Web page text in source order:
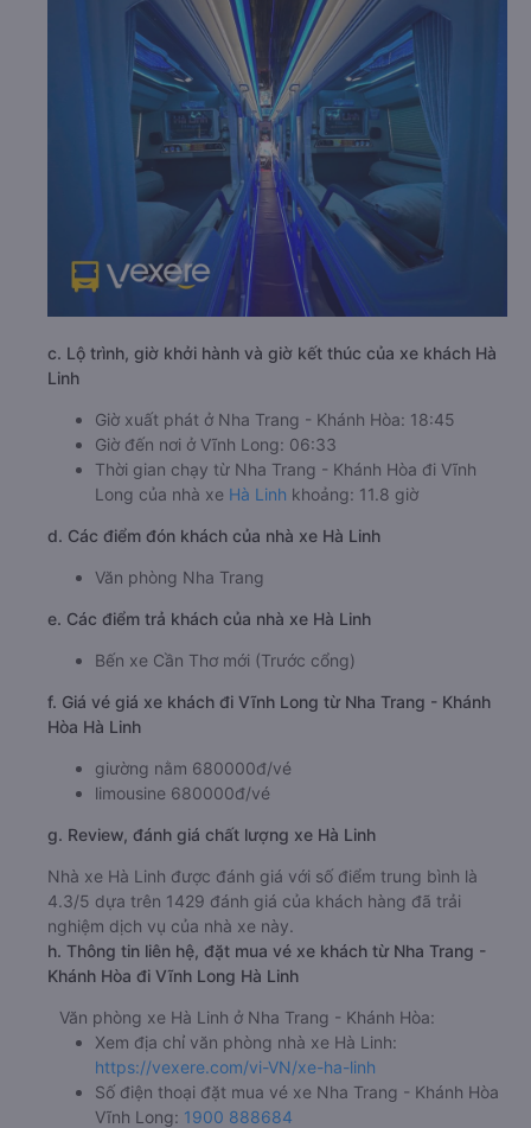
c. Lộ trình, giờ khởi hành và giờ kết thúc của xe khách Hà
Linh
Giờ xuất phát ở Nha Trang - Khánh Hòa: 18:45
Giờ đến nơi ở Vĩnh Long: 06:33
Thời gian chạy từ Nha Trang - Khánh Hòa đi Vĩnh
Long của nhà xe Hà Linh khoảng: 11.8 giờ
d. Các điểm đón khách của nhà xe Hà Linh
Văn phòng Nha Trang
e. Các điểm trả khách của nhà xe Hà Linh
Bến xe Cần Thơ mới (Trước cổng)
f. Giá vé giá xe khách đi Vĩnh Long từ Nha Trang - Khánh
Hòa Hà Linh
giường nằm 680000đ/vé
limousine 680000đ/vé
g. Review, đánh giá chất lượng xe Hà Linh
Nhà xe Hà Linh được đánh giá với số điểm trung bình là
4.3/5 dựa trên 1429 đánh giá của khách hàng đã trải
nghiệm dịch vụ của nhà xe này.
h. Thông tin liên hệ, đặt mua vé xe khách từ Nha Trang -
Khánh Hòa đi Vĩnh Long Hà Linh
Văn phòng xe Hà Linh ở Nha Trang - Khánh Hòa:
Xem địa chỉ văn phòng nhà xe Hà Linh:
https://vexere.com/vi-VN/xe-ha-linh
Số điện thoại đặt mua vé xe Nha Trang - Khánh Hòa
Vĩnh Long: 1900 888684